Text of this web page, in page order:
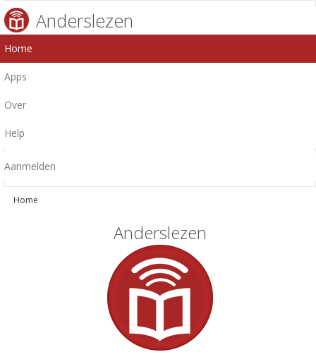
Anderslezen
Home
Apps
Over
Help
Aanmelden
Home
Anderslezen